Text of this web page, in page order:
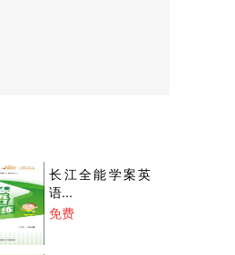
长江全能学案英
语...
免费